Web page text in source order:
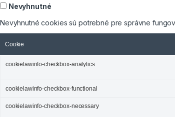
Nevyhnutné
Nevyhnutné cookies sú potrebné pre správne
Cookie
cookielawinfo-checkbox-analytics
cookielawinfo-checkbox-functional
cookielawinfo-checkbox-necessary